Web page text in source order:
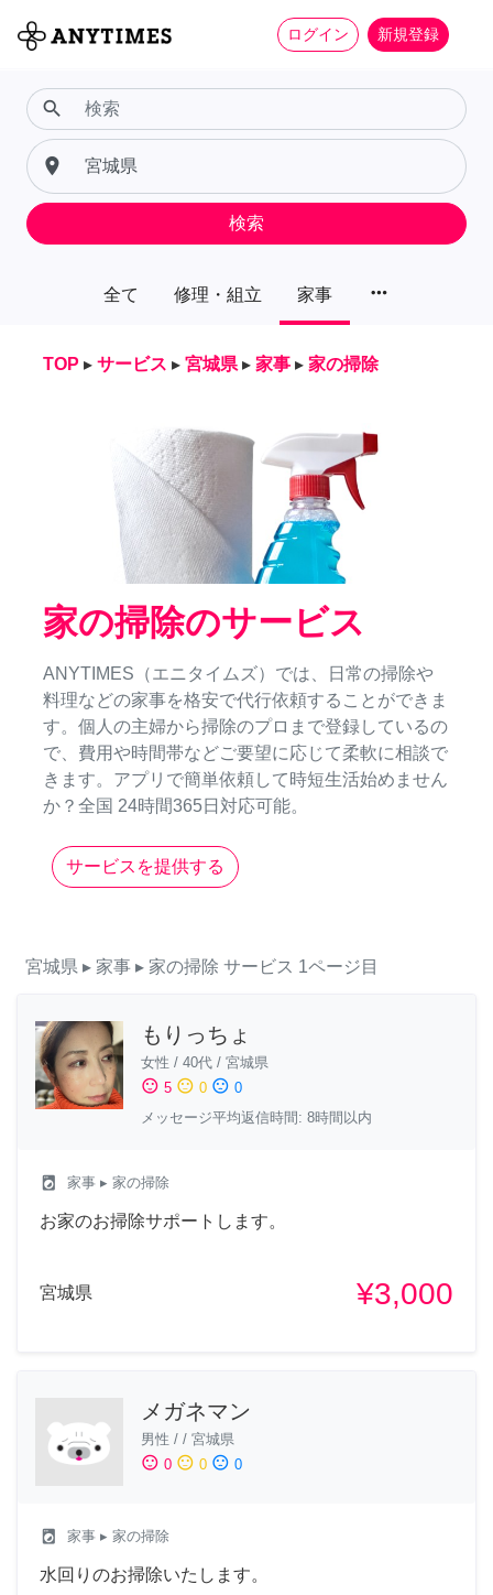
ログイン 新規登録
全て 修理・組立 家事 more_horiz
search
place
検索
TOP ▸ サービス ▸ 宮城県 ▸ 家事 ▸ 家の掃除
家の掃除のサービス
ANYTIMES（エニタイムズ）では、日常の掃除や
料理などの家事を格安で代行依頼することができま
す。個人の主婦から掃除のプロまで登録しているの
で、費用や時間帯などご要望に応じて柔軟に相談で
きます。アプリで簡単依頼して時短生活始めません
か？全国 24時間365日対応可能。
サービスを提供する
宮城県 ▸ 家事 ▸ 家の掃除 サービス 1ページ目
もりっちょ
女性 / 40代 / 宮城県
sentiment_satisfied 5 sentiment_neutral 0 sentiment_dissatisfied 0
メッセージ平均返信時間: 8時間以内
local_laundry_service 家事 ▸ 家の掃除
お家のお掃除サポートします。
宮城県 ¥3,000
メガネマン
男性 / / 宮城県
sentiment_satisfied 0 sentiment_neutral 0 sentiment_dissatisfied 0
local_laundry_service 家事 ▸ 家の掃除
水回りのお掃除いたします。